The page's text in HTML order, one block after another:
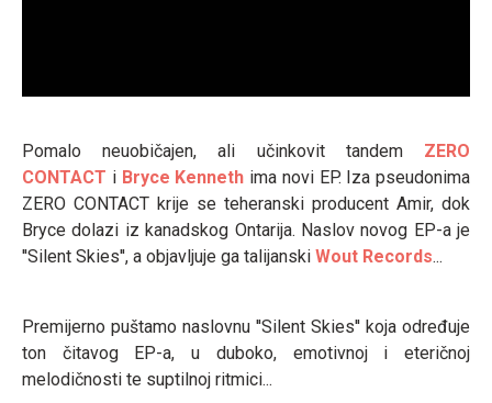
Pomalo neuobičajen, ali učinkovit tandem ZERO
CONTACT i Bryce Kenneth ima novi EP. Iza pseudonima
ZERO CONTACT krije se teheranski producent Amir, dok
Bryce dolazi iz kanadskog Ontarija. Naslov novog EP-a je
''Silent Skies'', a objavljuje ga talijanski Wout Records...
Premijerno puštamo naslovnu ''Silent Skies'' koja određuje
ton čitavog EP-a, u duboko, emotivnoj i eteričnoj
melodičnosti te suptilnoj ritmici...